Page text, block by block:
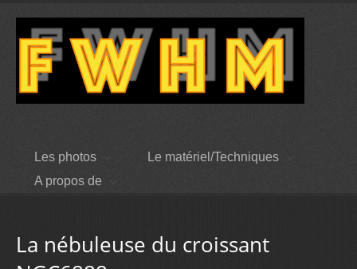
Les photos
Le matériel/Techniques
A propos de
La nébuleuse du croissant